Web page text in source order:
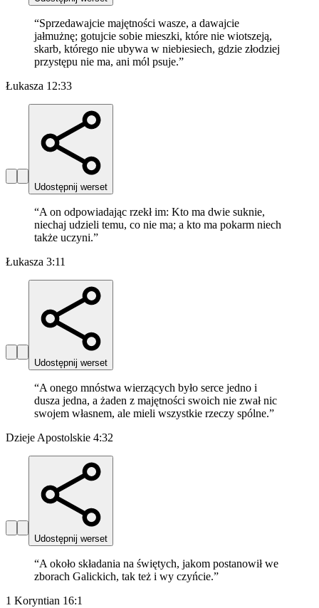
“Sprzedawajcie majętności wasze, a dawajcie
jałmużnę; gotujcie sobie mieszki, które nie wiotszeją,
skarb, którego nie ubywa w niebiesiech, gdzie złodziej
przystępu nie ma, ani mól psuje.”
Łukasza 12:33
Udostępnij werset
“A on odpowiadając rzekł im: Kto ma dwie suknie,
niechaj udzieli temu, co nie ma; a kto ma pokarm niech
także uczyni.”
Łukasza 3:11
Udostępnij werset
“A onego mnóstwa wierzących było serce jedno i
dusza jedna, a żaden z majętności swoich nie zwał nic
swojem własnem, ale mieli wszystkie rzeczy spólne.”
Dzieje Apostolskie 4:32
Udostępnij werset
“A około składania na świętych, jakom postanowił we
zborach Galickich, tak też i wy czyńcie.”
1 Koryntian 16:1